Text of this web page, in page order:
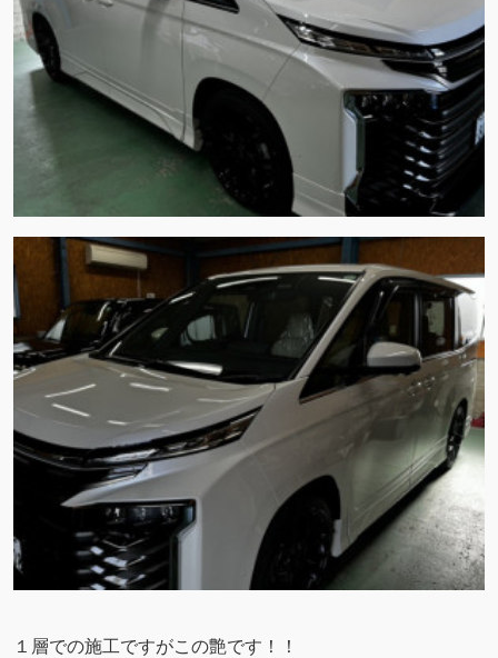
１層での施工ですがこの艶です！！